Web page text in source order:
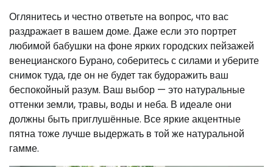
Оглянитесь и честно ответьте на вопрос, что вас
раздражает в вашем доме. Даже если это портрет
любимой бабушки на фоне ярких городских пейзажей
венецианского Бурано, соберитесь с силами и уберите
снимок туда, где он не будет так будоражить ваш
беспокойный разум. Ваш выбор — это натуральные
оттенки земли, травы, воды и неба. В идеале они
должны быть приглушённые. Все яркие акцентные
пятна тоже лучше выдержать в той же натуральной
гамме.